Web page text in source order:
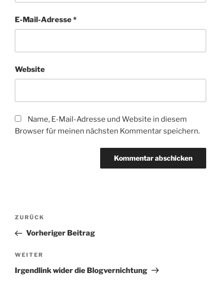
E-Mail-Adresse*
Website
Name, E-Mail-Adresse und Website in diesem
Browser für meinen nächsten Kommentar speichern.
Beitragsnavigation
Vorheriger
Beitrag
ZURÜCK
Vorheriger Beitrag
Nächster
Beitrag
WEITER
Irgendlink wider die Blogvernichtung